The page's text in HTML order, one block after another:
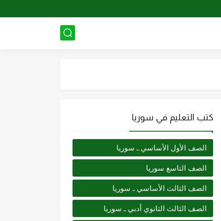
كتب التعليم في سوريا
الصف الأول الأساسي ـ سوريا
الصف التاسع سوريا
الصف الثالث الأساسي ـ سوريا
الصف الثالث الثانوي أدبي ـ سوريا